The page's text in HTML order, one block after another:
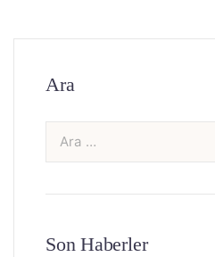
Ara
Son Haberler